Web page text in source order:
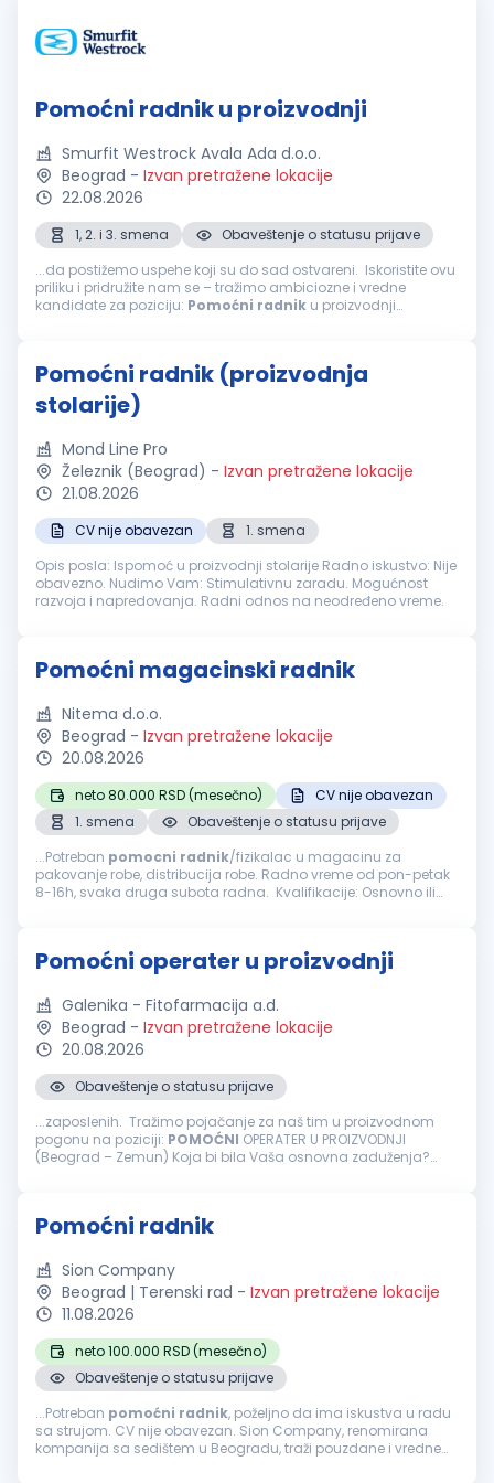
Pomoćni radnik u proizvodnji
Smurfit Westrock Avala Ada d.o.o.
Beograd - Izvan pretražene lokacije
22.08.2026
1, 2. i 3. smena
Obaveštenje o statusu prijave
...da postižemo uspehe koji su do sad ostvareni. Iskoristite ovu
priliku i pridružite nam se – tražimo ambiciozne i vredne
kandidate za poziciju: Pomoćni radnik u proizvodnji
Pomoćni radnik (proizvodnja
stolarije)
Mond Line Pro
Železnik (Beograd) - Izvan pretražene lokacije
21.08.2026
CV nije obavezan
1. smena
Opis posla: Ispomoć u proizvodnji stolarije Radno iskustvo: Nije
obavezno. Nudimo Vam: Stimulativnu zaradu. Mogućnost
razvoja i napredovanja. Radni odnos na neodređeno vreme.
Pomoćni magacinski radnik
Nitema d.o.o.
Beograd - Izvan pretražene lokacije
20.08.2026
neto 80.000 RSD (mesečno)
CV nije obavezan
1. smena
Obaveštenje o statusu prijave
...Potreban pomocni radnik/fizikalac u magacinu za
pakovanje robe, distribucija robe. Radno vreme od pon-petak
8-16h, svaka druga subota radna. Kvalifikacije: Osnovno ili
Pomoćni operater u proizvodnji
Galenika - Fitofarmacija a.d.
Beograd - Izvan pretražene lokacije
20.08.2026
Obaveštenje o statusu prijave
...zaposlenih. Tražimo pojačanje za naš tim u proizvodnom
pogonu na poziciji: POMOĆNI OPERATER U PROIZVODNJI
(Beograd – Zemun) Koja bi bila Vaša osnovna zaduženja?
Pomoćni radnik
Sion Company
Beograd | Terenski rad - Izvan pretražene lokacije
11.08.2026
neto 100.000 RSD (mesečno)
Obaveštenje o statusu prijave
...Potreban pomoćni radnik, poželjno da ima iskustva u radu
sa strujom. CV nije obavezan. Sion Company, renomirana
kompanija sa sedištem u Beogradu, traži pouzdane i vredne